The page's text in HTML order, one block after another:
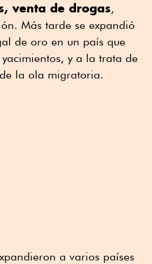
venta de drogas,
Más tarde se expandió
de oro en un país que
y a la trata de
la ola migratoria.
a varios países